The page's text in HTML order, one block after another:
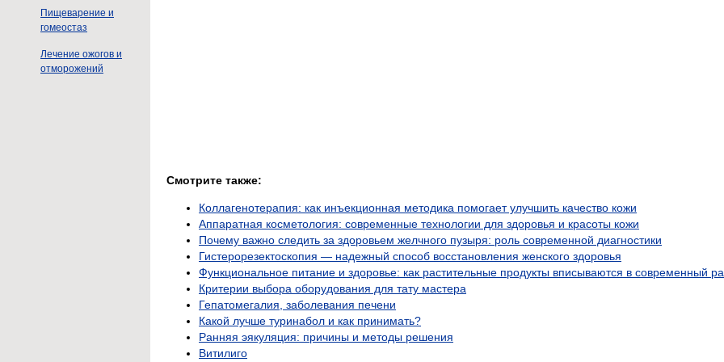
Пищеварение и
гомеостаз
Лечение ожогов и
отморожений
Смотрите также:
Коллагенотерапия: как инъекционная методика помогает улучшить качество кожи
Аппаратная косметология: современные технологии для здоровья и красоты кожи
Почему важно следить за здоровьем желчного пузыря: роль современной диагностики
Гистерорезектоскопия — надежный способ восстановления женского здоровья
Функциональное питание и здоровье: как растительные продукты вписываются в современный
Критерии выбора оборудования для тату мастера
Гепатомегалия, заболевания печени
Какой лучше туринабол и как принимать?
Ранняя эякуляция: причины и методы решения
Витилиго